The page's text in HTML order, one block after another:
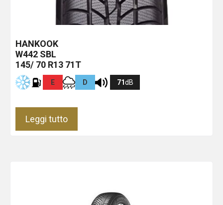
HANKOOK
W442 SBL
145/ 70 R13 71T
E D 71dB
Leggi tutto